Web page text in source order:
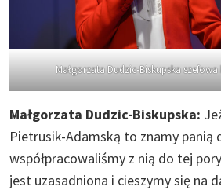
Małgorzata Dudzic-Biskupska
Małgorzata Dudzic-Biskupska:
Pietrusik-Adamską to znamy panią
współpracowaliśmy z nią do tej
jest uzasadniona i cieszymy się na